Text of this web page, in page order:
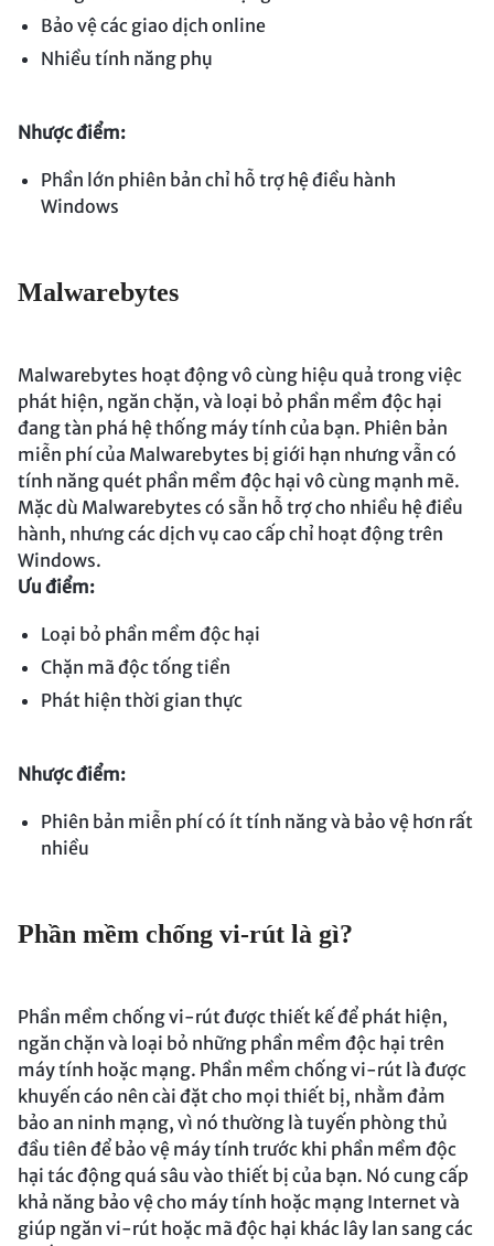
Bảo vệ các giao dịch online
Nhiều tính năng phụ
Nhược điểm:
Phần lớn phiên bản chỉ hỗ trợ hệ điều hành
Windows
Malwarebytes
Malwarebytes hoạt động vô cùng hiệu quả trong việc
phát hiện, ngăn chặn, và loại bỏ phần mềm độc hại
đang tàn phá hệ thống máy tính của bạn. Phiên bản
miễn phí của Malwarebytes bị giới hạn nhưng vẫn có
tính năng quét phần mềm độc hại vô cùng mạnh mẽ.
Mặc dù Malwarebytes có sẵn hỗ trợ cho nhiều hệ điều
hành, nhưng các dịch vụ cao cấp chỉ hoạt động trên
Windows.
Ưu điểm:
Loại bỏ phần mềm độc hại
Chặn mã độc tống tiền
Phát hiện thời gian thực
Nhược điểm:
Phiên bản miễn phí có ít tính năng và bảo vệ hơn rất
nhiều
Phần mềm chống vi-rút là gì?
Phần mềm chống vi-rút được thiết kế để phát hiện,
ngăn chặn và loại bỏ những phần mềm độc hại trên
máy tính hoặc mạng. Phần mềm chống vi-rút là được
khuyến cáo nên cài đặt cho mọi thiết bị, nhằm đảm
bảo an ninh mạng, vì nó thường là tuyến phòng thủ
đầu tiên để bảo vệ máy tính trước khi phần mềm độc
hại tác động quá sâu vào thiết bị của bạn. Nó cung cấp
khả năng bảo vệ cho máy tính hoặc mạng Internet và
giúp ngăn vi-rút hoặc mã độc hại khác lây lan sang các